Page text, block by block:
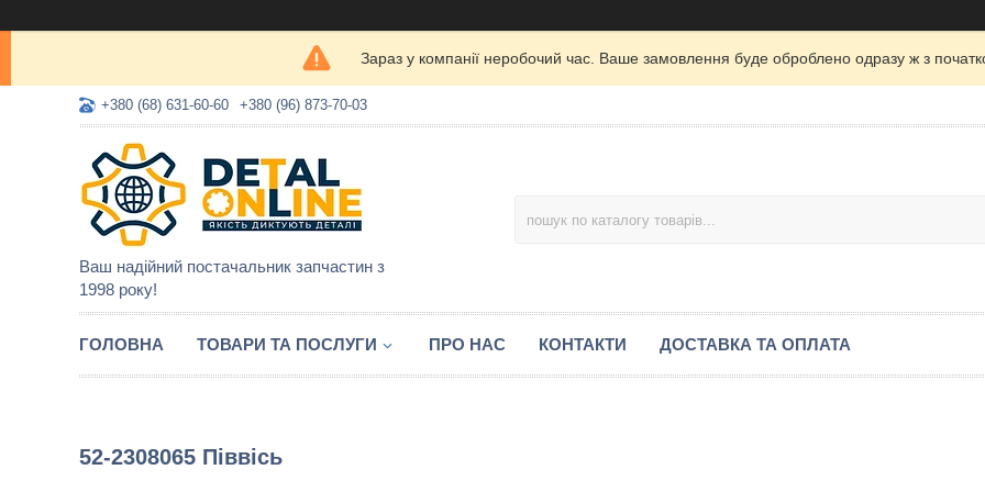
Зараз у компанії неробочий час. Ваше замовлення буде оброблено одразу ж з
+380 (68) 631-60-60 +380 (96) 873-70-03
Ваш надійний постачальник запчастин з
1998 року!
ГОЛОВНА ТОВАРИ ТА ПОСЛУГИ ПРО НАС КОНТАКТИ ДОСТАВКА ТА ОПЛАТА
52-2308065 Піввісь